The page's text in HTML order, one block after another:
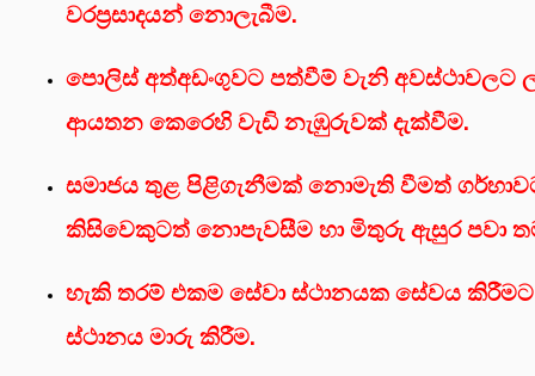
වරප්‍රසාදයන් නොලැබීම.
පොලිස් අත්අඩංගුවට පත්වීම් වැනි
ආයතන කෙරෙහි වැඩි නැඹුරුවක් දැක්වීම.
සමාජය තුළ පිළිගැනීමක් නොමැති වීමත්
කිසිවෙකුටත් නොපැවසීම හා මිතුරු ඇසුර පවා
හැකි තරම් එකම සේවා ස්ථානයක සේවය
ස්ථානය මාරු කිරීම.